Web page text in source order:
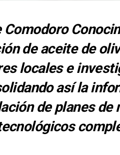
Comodoro
de aceite de
locales e
así la
de planes de